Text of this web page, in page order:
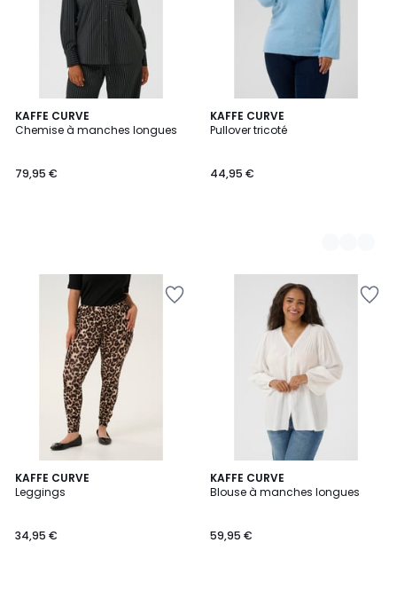
KAFFE CURVE
Chemise à manches longues
79,95 €
KAFFE CURVE
Pullover tricoté
44,95 €
2
Couleurs
KAFFE CURVE
Leggings
34,95 €
KAFFE CURVE
Blouse à manches longues
59,95 €